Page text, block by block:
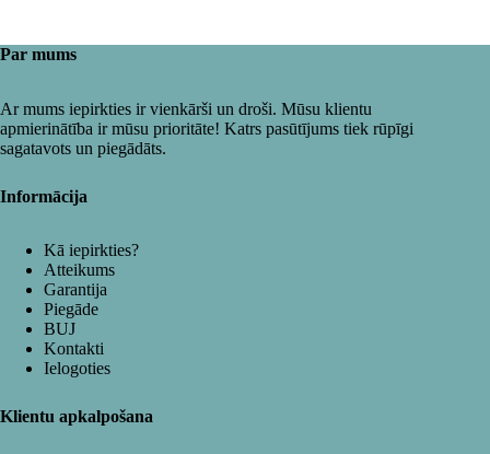
Par mums
Ar mums iepirkties ir vienkārši un droši. Mūsu klientu
apmierinātība ir mūsu prioritāte! Katrs pasūtījums tiek rūpīgi
sagatavots un piegādāts.
Informācija
Kā iepirkties?
Atteikums
Garantija
Piegāde
BUJ
Kontakti
Ielogoties
Klientu apkalpošana